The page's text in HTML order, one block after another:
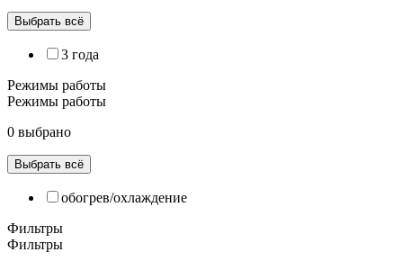
Выбрать всё
3 года
Режимы работы
Режимы работы
0 выбрано
Выбрать всё
обогрев/охлаждение
Фильтры
Фильтры